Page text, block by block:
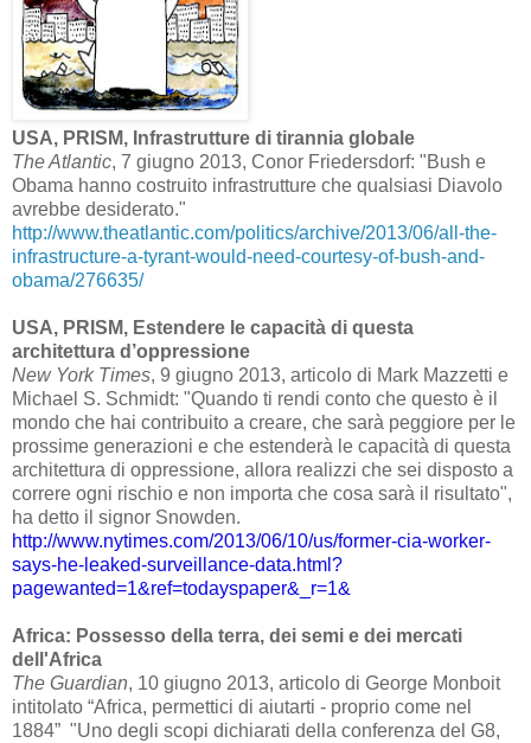
USA, PRISM, Infrastrutture di tirannia globale
The Atlantic, 7 giugno 2013, Conor Friedersdorf: "Bush e
Obama hanno costruito infrastrutture che qualsiasi Diavolo
avrebbe desiderato."
http://www.theatlantic.com/politics/archive/2013/06/all-the-
infrastructure-a-tyrant-would-need-courtesy-of-bush-and-
obama/276635/
USA, PRISM, Estendere le capacità di questa
architettura d’oppressione
New York Times, 9 giugno 2013, articolo di Mark Mazzetti e
Michael S. Schmidt: "Quando ti rendi conto che questo è il
mondo che hai contribuito a creare, che sarà peggiore per le
prossime generazioni e che estenderà le capacità di questa
architettura di oppressione, allora realizzi che sei disposto a
correre ogni rischio e non importa che cosa sarà il risultato",
ha detto il signor Snowden.
http://www.nytimes.com/2013/06/10/us/former-cia-worker-
says-he-leaked-surveillance-data.html?
pagewanted=1&ref=todayspaper&_r=1&
Africa: Possesso della terra, dei semi e dei mercati
dell'Africa
The Guardian, 10 giugno 2013, articolo di George Monboit
intitolato “Africa, permettici di aiutarti - proprio come nel
1884” "Uno degli scopi dichiarati della conferenza del G8,